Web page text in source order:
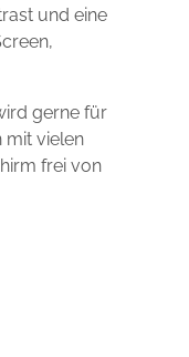
und eine
gerne für
mit vielen
frei von